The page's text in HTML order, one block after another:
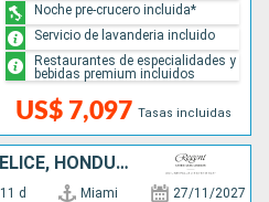
US$ 7,097 Tasas incluidas
Noche pre-crucero incluida*
Servicio de lavanderia incluido
Restaurantes de especialidades y
bebidas premium incluidos
MÉXICO, GUATEMALA, BELICE, HONDURAS, JAMAICA, ISLAS CAIMÁN, ESTADOS UNIDOS
11 d Miami 27/11/2027